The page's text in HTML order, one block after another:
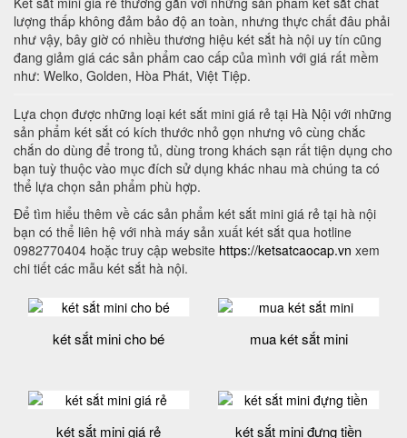
lượng thấp không đảm bảo độ an toàn, nhưng thực chất đâu phải
như vậy, bây giờ có nhiều thương hiệu két sắt hà nội uy tín cũng
đang giảm giá các sản phẩm cao cấp của mình với giá rất mềm
như: Welko, Golden, Hòa Phát, Việt Tiệp.
Lựa chọn được những loại két sắt mini giá rẻ tại Hà Nội với những
sản phẩm két sắt có kích thước nhỏ gọn nhưng vô cùng chắc
chắn do dùng để trong tủ, dùng trong khách sạn rất tiện dụng cho
bạn tuỳ thuộc vào mục đích sử dụng khác nhau mà chúng ta có
thể lựa chọn sản phẩm phù hợp.
Để tìm hiểu thêm về các sản phẩm két sắt mini giá rẻ tại hà nội
bạn có thể liên hệ với nhà máy sản xuất két sắt qua hotline
0982770404 hoặc truy cập website https://ketsatcaocap.vn xem
chi tiết các mẫu két sắt hà nội.
két sắt mini cho bé mua két sắt mini
két sắt mini giá rẻ két sắt mini đựng tiền